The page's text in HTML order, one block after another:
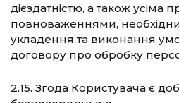
дієздатністю, а також усіма
повноваженнями,
укладення та виконання
договору про обробку
2.15. Згода Користувача є